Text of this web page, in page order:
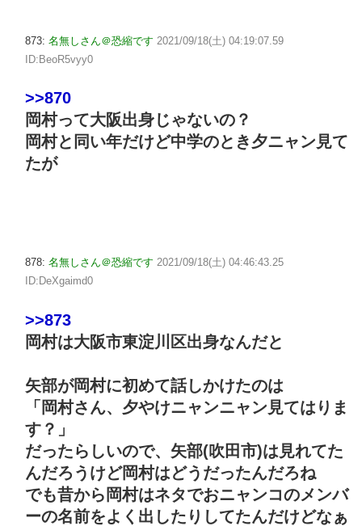
873: 名無しさん＠恐縮です 2021/09/18(土) 04:19:07.59
ID:BeoR5vyy0
>>870
岡村って大阪出身じゃないの？
岡村と同い年だけど中学のとき夕ニャン見て
たが
878: 名無しさん＠恐縮です 2021/09/18(土) 04:46:43.25
ID:DeXgaimd0
>>873
岡村は大阪市東淀川区出身なんだと
矢部が岡村に初めて話しかけたのは
「岡村さん、夕やけニャンニャン見てはりま
す？」
だったらしいので、矢部(吹田市)は見れてた
んだろうけど岡村はどうだったんだろね
でも昔から岡村はネタでおニャンコのメンバ
ーの名前をよく出したりしてたんだけどなぁ